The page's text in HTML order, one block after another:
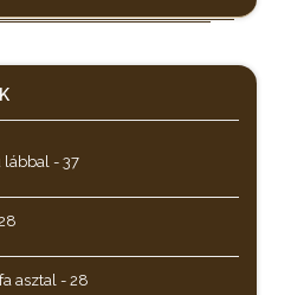
lábbal - 37
asztal - 28